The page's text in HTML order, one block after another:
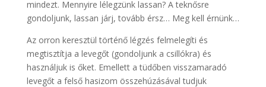
mindezt. Mennyire lélegzünk lassan? A teknősre
gondoljunk, lassan járj, tovább érsz… Meg kell érnünk…
Az orron keresztül történő légzés felmelegíti és
megtisztítja a levegőt (gondoljunk a csillókra) és
használjuk is őket. Emellett a tüdőben visszamaradó
levegőt a felső hasizom összehúzásával tudjuk